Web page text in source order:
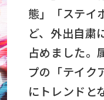
態」「ステイ
ど、外出自粛
占めました。
プの「テイク
にトレンドと